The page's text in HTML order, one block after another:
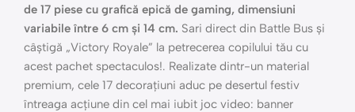
de 17 piese cu grafică epică de gaming, dimensiuni
variabile între 6 cm și 14 cm. Sari direct din Battle Bus și
câștigă „Victory Royale” la petrecerea copilului tău cu
acest pachet spectaculos!. Realizate dintr-un material
premium, cele 17 decorațiuni aduc pe desertul festiv
întreaga acțiune din cel mai iubit joc video: banner